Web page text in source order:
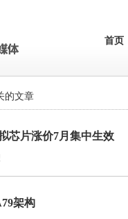
首页
的文章
芯片涨价7月集中生效
架构